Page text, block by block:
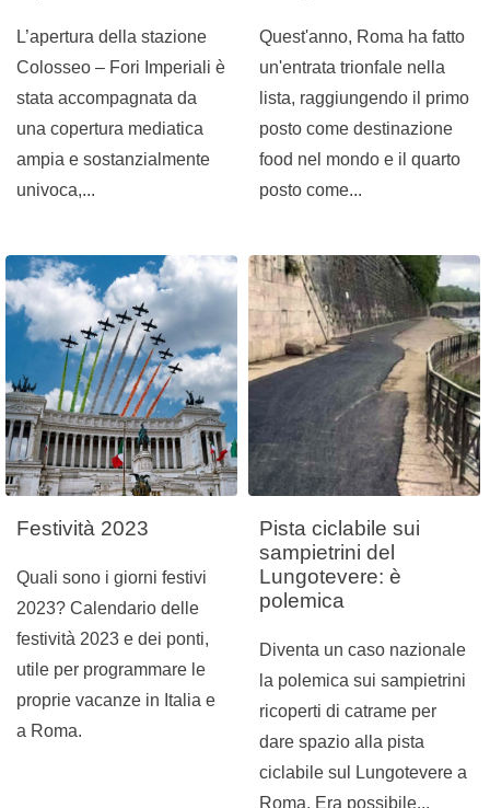
L’apertura della stazione
Colosseo – Fori Imperiali è
stata accompagnata da
una copertura mediatica
ampia e sostanzialmente
univoca,...
Quest'anno, Roma ha fatto
un'entrata trionfale nella
lista, raggiungendo il primo
posto come destinazione
food nel mondo e il quarto
posto come...
Festività 2023
Quali sono i giorni festivi
2023? Calendario delle
festività 2023 e dei ponti,
utile per programmare le
proprie vacanze in Italia e
a Roma.
Pista ciclabile sui
sampietrini del
Lungotevere: è
polemica
Diventa un caso nazionale
la polemica sui sampietrini
ricoperti di catrame per
dare spazio alla pista
ciclabile sul Lungotevere a
Roma. Era possibile...